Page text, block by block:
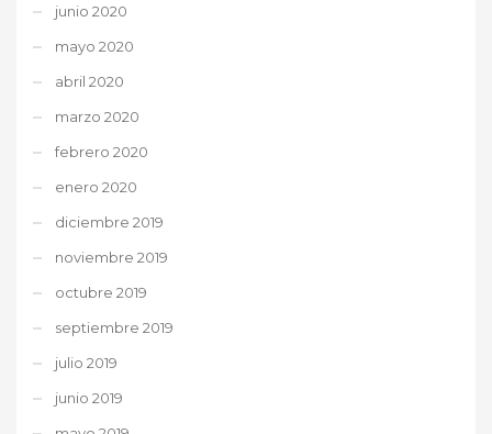
junio 2020
mayo 2020
abril 2020
marzo 2020
febrero 2020
enero 2020
diciembre 2019
noviembre 2019
octubre 2019
septiembre 2019
julio 2019
junio 2019